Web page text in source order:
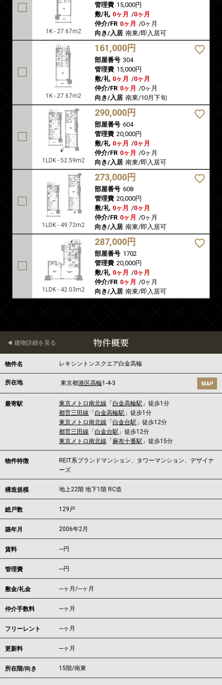
1K - 27.67m2
管理費 15,000円
敷/礼 0ヶ月 /0ヶ月
仲介/FR 0ヶ月 /0ヶ月
向き/入居 南東/即入居可
1K - 27.67m2
161,000円
部屋番号 304
管理費 15,000円
敷/礼 0ヶ月 /0ヶ月
仲介/FR 0ヶ月 /0ヶ月
向き/入居 南東/10月下旬
1LDK - 52.59m2
290,000円
部屋番号 604
管理費 20,000円
敷/礼 0ヶ月 /0ヶ月
仲介/FR 0ヶ月 /0ヶ月
向き/入居 南東/即入居可
1LDK - 49.72m2
273,000円
部屋番号 608
管理費 20,000円
敷/礼 0ヶ月 /0ヶ月
仲介/FR 0ヶ月 /0ヶ月
向き/入居 南東/即入居可
1LDK - 42.03m2
287,000円
部屋番号 1702
管理費 20,000円
敷/礼 0ヶ月 /0ヶ月
仲介/FR 0ヶ月 /0ヶ月
向き/入居 南東/即入居可
物件概要
建物詳細を見る
物件名 レキシントンスクエア白金高輪
所在地 東京都港区高輪1-4-3 MAP
最寄駅 東京メトロ南北線 「 白金高輪駅 」徒歩1分
都営三田線 「 白金高輪駅 」徒歩1分
東京メトロ南北線 「 白金台駅 」徒歩12分
都営三田線 「 白金台駅 」徒歩12分
東京メトロ南北線 「 麻布十番駅 」徒歩15分
物件特徴
REIT系ブランドマンション、タワーマンション、デザイナ
ーズ
構造規模 地上22階 地下1階 RC造
総戸数 129戸
築年月 2006年2月
賃料 ---円
管理費 ---円
敷金/礼金 ---ヶ月/---ヶ月
仲介手数料 ---ヶ月
フリーレント ---ヶ月
更新料 ---ヶ月
所在階/向き 15階/南東